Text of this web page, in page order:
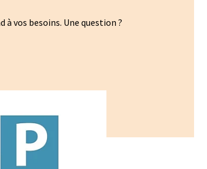
vos besoins. Une question ?